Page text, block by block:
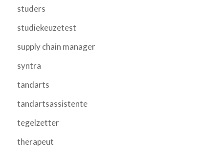
studers
studiekeuzetest
supply chain manager
syntra
tandarts
tandartsassistente
tegelzetter
therapeut